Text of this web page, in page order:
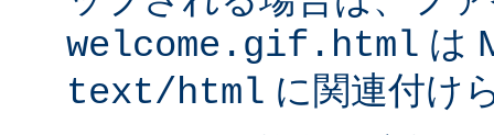
welcome.gif.html は
text/html に関連付け